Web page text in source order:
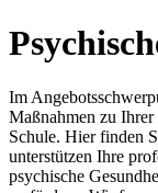
Im
Maßnahmen zu
Schule. Hier finden
unterstützen Ihre
psychische